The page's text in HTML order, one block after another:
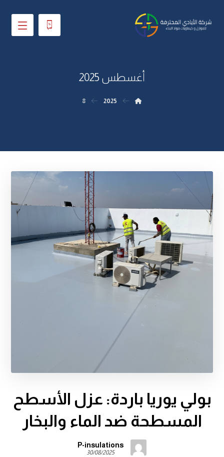
أغسطس 2025
2025
8
بولي يوريا باردة: عزل الأسطح
المسطحة ضد الماء والبخار
P-insulations
30/08/2025